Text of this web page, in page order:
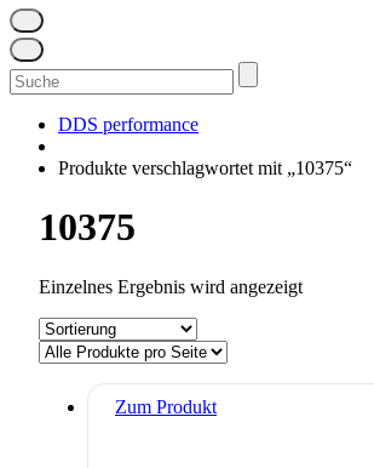
Suchen
nach:
DDS performance
Produkte verschlagwortet mit „10375“
10375
Einzelnes Ergebnis wird angezeigt
Zum Produkt